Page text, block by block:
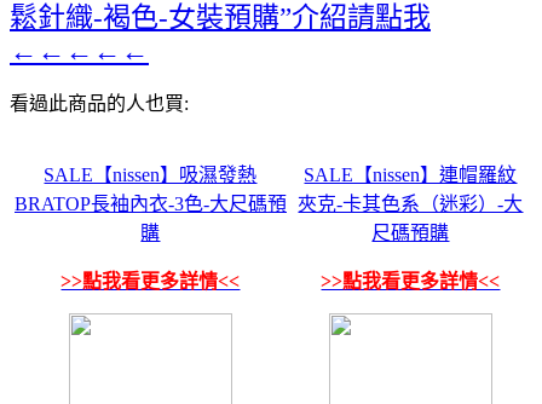
鬆針織-褐色-女裝預購”介紹請點我
←←←←←
看過此商品的人也買:
SALE【nissen】吸濕發熱
BRATOP長袖內衣-3色-大尺碼預
購
>>點我看更多詳情<<
SALE【nissen】連帽羅紋
夾克-卡其色系（迷彩）-大
尺碼預購
>>點我看更多詳情<<